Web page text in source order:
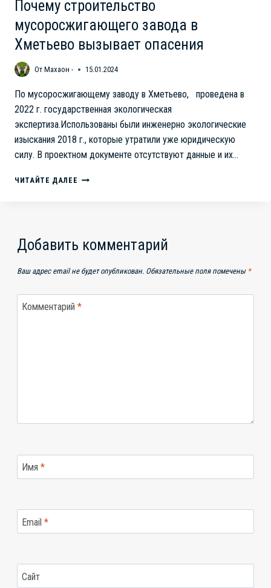
Почему строительство
мусоросжигающего завода в
Хметьево вызывает опасения
От Махаон - 15.01.2024
По мусоросжигающему заводу в Хметьево, проведена в
2022 г. государственная экологическая
экспертиза.Использованы были инженерно экологические
изыскания 2018 г., которые утратили уже юридическую
силу. В проектном документе отсутствуют данные и их…
ЧИТАЙТЕ ДАЛЕЕ ПОЧЕМУ
ВЫЗЫВАЕТ
Добавить комментарий
Ваш адрес email не будет опубликован. Обязательные поля помечены *
Комментарий *
Имя *
Email *
Сайт